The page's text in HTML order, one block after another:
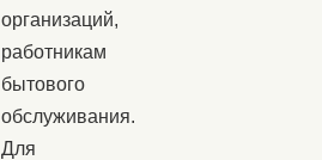
организаций,
работникам
бытового
обслуживания.
Для